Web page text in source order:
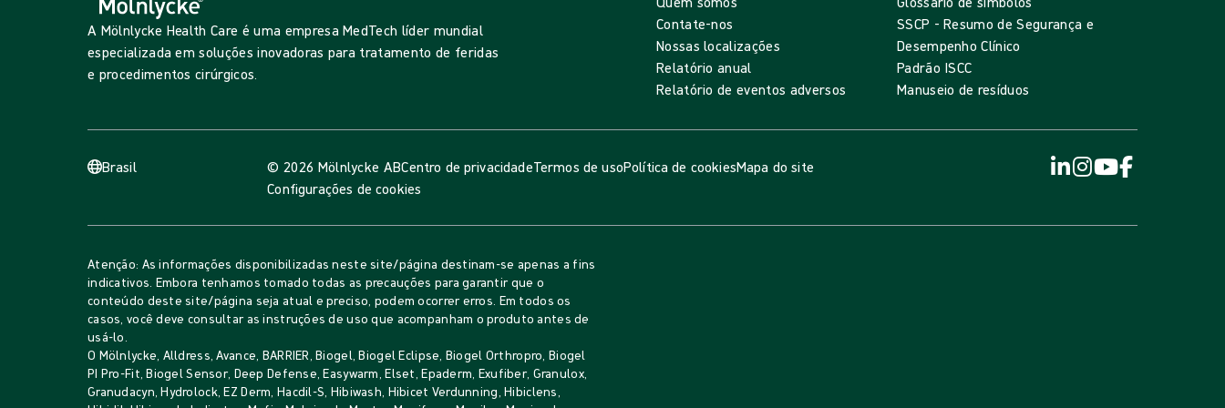
A Mölnlycke Health Care é uma empresa MedTech líder mundial
especializada em soluções inovadoras para tratamento de feridas
e procedimentos cirúrgicos.
Contate-nos
Nossas localizações
Relatório anual
Relatório de eventos adversos
SSCP - Resumo de Segurança e
Desempenho Clínico
Padrão ISCC
Manuseio de resíduos
Brasil © 2026 Mölnlycke ABCentro de privacidadeTermos de usoPolítica de cookiesMapa do site
Configurações de cookies
Atenção: As informações disponibilizadas neste site/página destinam-se apenas a fins
indicativos. Embora tenhamos tomado todas as precauções para garantir que o
conteúdo deste site/página seja atual e preciso, podem ocorrer erros. Em todos os
casos, você deve consultar as instruções de uso que acompanham o produto antes de
usá-lo.
O Mölnlycke, Alldress, Avance, BARRIER, Biogel, Biogel Eclipse, Biogel Orthropro, Biogel
PI Pro-Fit, Biogel Sensor, Deep Defense, Easywarm, Elset, Epaderm, Exufiber, Granulox,
Granudacyn, Hydrolock, EZ Derm, Hacdil-S, Hibiwash, Hibicet Verdunning, Hibiclens,